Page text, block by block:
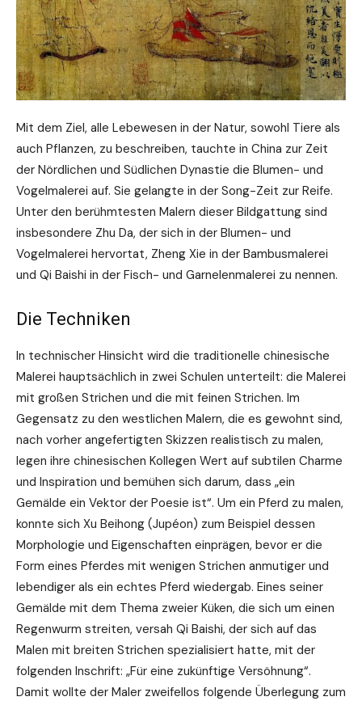
Mit dem Ziel, alle Lebewesen in der Natur, sowohl Tiere als
auch Pflanzen, zu beschreiben, tauchte in China zur Zeit
der Nördlichen und Südlichen Dynastie die Blumen- und
Vogelmalerei auf. Sie gelangte in der Song-Zeit zur Reife.
Unter den berühmtesten Malern dieser Bildgattung sind
insbesondere Zhu Da, der sich in der Blumen- und
Vogelmalerei hervortat, Zheng Xie in der Bambusmalerei
und Qi Baishi in der Fisch- und Garnelenmalerei zu nennen.
Die Techniken
In technischer Hinsicht wird die traditionelle chinesische
Malerei hauptsächlich in zwei Schulen unterteilt: die Malerei
mit großen Strichen und die mit feinen Strichen. Im
Gegensatz zu den westlichen Malern, die es gewohnt sind,
nach vorher angefertigten Skizzen realistisch zu malen,
legen ihre chinesischen Kollegen Wert auf subtilen Charme
und Inspiration und bemühen sich darum, dass „ein
Gemälde ein Vektor der Poesie ist“. Um ein Pferd zu malen,
konnte sich Xu Beihong (Jupéon) zum Beispiel dessen
Morphologie und Eigenschaften einprägen, bevor er die
Form eines Pferdes mit wenigen Strichen anmutiger und
lebendiger als ein echtes Pferd wiedergab. Eines seiner
Gemälde mit dem Thema zweier Küken, die sich um einen
Regenwurm streiten, versah Qi Baishi, der sich auf das
Malen mit breiten Strichen spezialisiert hatte, mit der
folgenden Inschrift: „Für eine zukünftige Versöhnung“.
Damit wollte der Maler zweifellos folgende Überlegung zum